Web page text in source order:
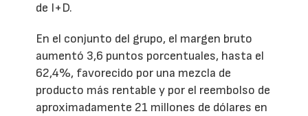
de I+D.
En el conjunto del grupo, el margen bruto
aumentó 3,6 puntos porcentuales, hasta el
62,4%, favorecido por una mezcla de
producto más rentable y por el reembolso de
aproximadamente 21 millones de dólares en